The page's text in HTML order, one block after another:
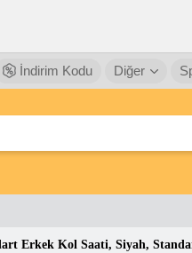
İndirim Kodu Diğer